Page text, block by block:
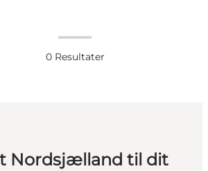
0 Resultater
Nordsjælland til dit